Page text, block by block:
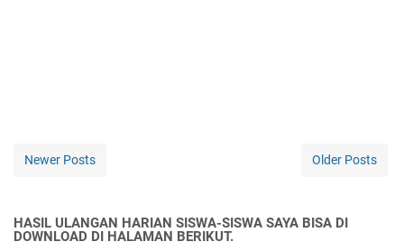
Newer Posts Older Posts
HASIL ULANGAN HARIAN SISWA-SISWA SAYA BISA DI
DOWNLOAD DI HALAMAN BERIKUT.